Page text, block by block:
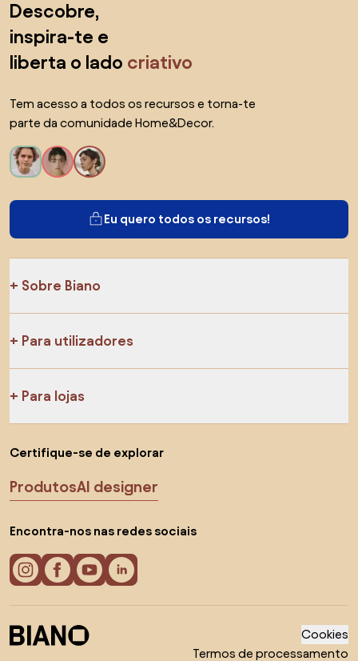
Descobre,
inspira-te e
liberta o lado criativo
Tem acesso a todos os recursos e torna-te
parte da comunidade Home&Decor.
Eu quero todos os recursos!
Sobre Biano
Para utilizadores
Para lojas
Certifique-se de explorar
ProdutosAI designer
Encontra-nos nas redes sociais
Cookies
Termos de processamento